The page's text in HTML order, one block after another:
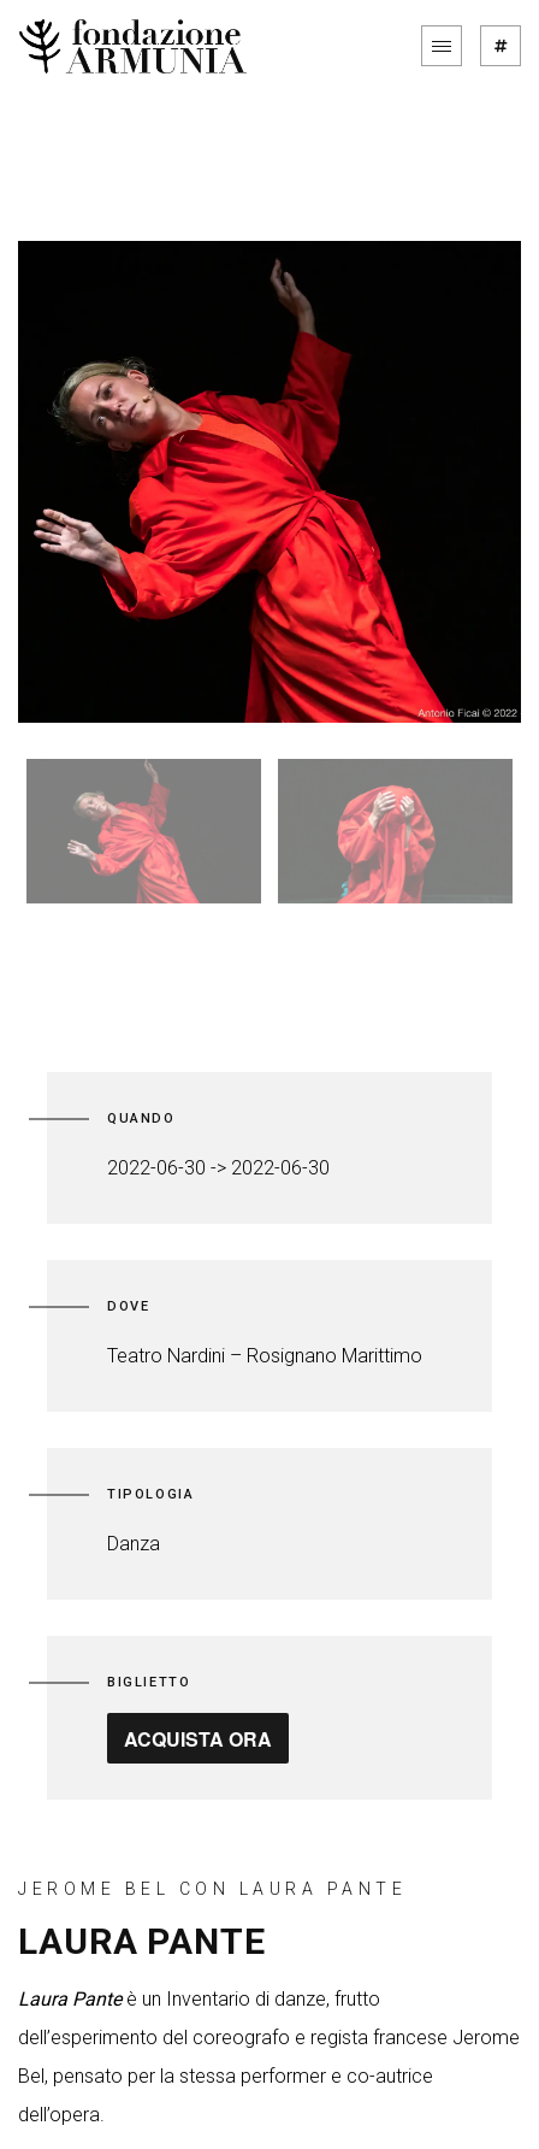
QUANDO
2022-06-30 -> 2022-06-30
DOVE
Teatro Nardini – Rosignano Marittimo
TIPOLOGIA
Danza
BIGLIETTO
ACQUISTA ORA
JEROME BEL CON LAURA PANTE
LAURA PANTE
Laura Panteè un Inventario di danze, frutto
dell’esperimento del coreografo e regista francese Jerome
Bel, pensato per la stessa performer e co-autrice
dell’opera.